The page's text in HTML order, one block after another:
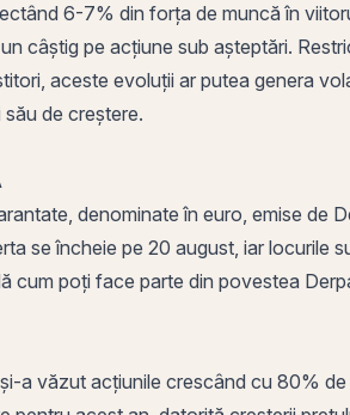
6-7% din forța de muncă în
câștig pe acțiune sub așteptări.
aceste evoluții ar putea genera
de creștere.
denominate în euro, emise de
se încheie pe 20 august, iar locurile
cum poți face parte din povestea
a văzut acțiunile crescând cu 80%